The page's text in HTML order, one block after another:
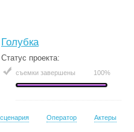
Голубка
Статус проекта:
съемки завершены 100%
Оператор Актеры